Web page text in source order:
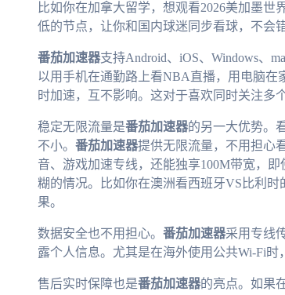
比如你在加拿大留学，想观看2026美加墨世
低的节点，让你和国内球迷同步看球，不会
番茄加速器支持Android、iOS、Windows、
以用手机在通勤路上看NBA直播，用电脑在
时加速，互不影响。这对于喜欢同时关注多
稳定无限流量是番茄加速器的另一大优势。
不小。 番茄加速器提供无限流量，不用担心
音、游戏加速专线，还能独享100M带宽，
糊的情况。比如你在澳洲看西班牙VS比利时
果。
数据安全也不用担心。 番茄加速器采用专线
露个人信息。尤其是在海外使用公共Wi-Fi时
售后实时保障也是番茄加速器的亮点。如果